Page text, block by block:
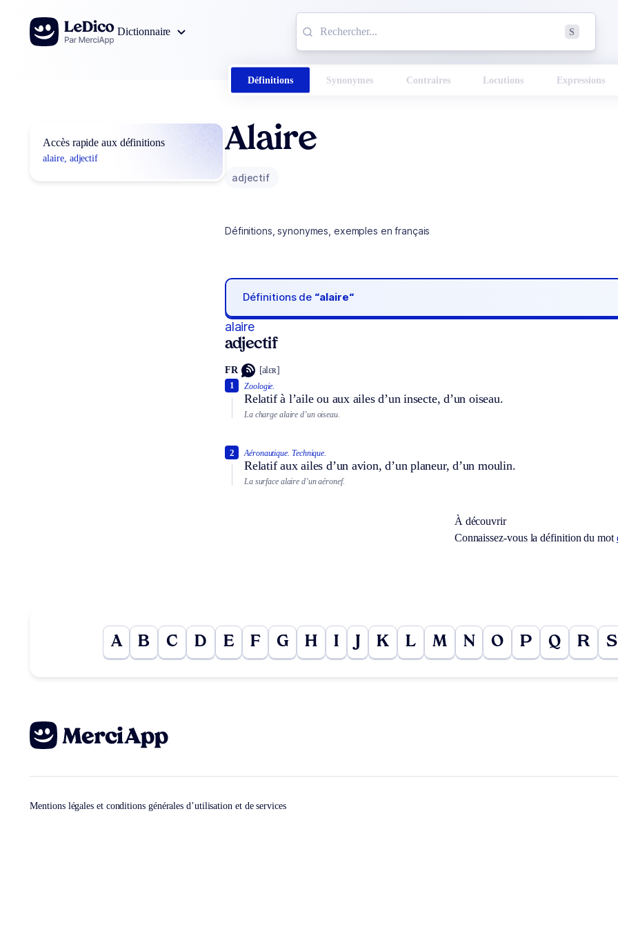
Aller au contenu
Dictionnaire
S
Définitions Synonymes Contraires Locutions Expressions
Accès rapide aux définitions
alaire, adjectif
Alaire
adjectif
Définitions, synonymes, exemples en français
Définitions de “alaire“
alaire
adjectif
FR [alɛʀ]
Zoologie.
Relatif à l’aile ou aux ailes d’un insecte, d’un oiseau.
1
La charge alaire d’un oiseau.
Aéronautique. Technique.
Relatif aux ailes d’un avion, d’un planeur, d’un moulin.
2
La surface alaire d’un aéronef.
À découvrir
Connaissez-vous la définition du mot
A B C D E F G H I K L M N O P Q R S
Mentions légales et conditions générales d’utilisation et de services